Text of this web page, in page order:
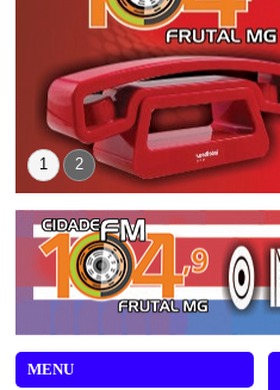
1 2
MENU